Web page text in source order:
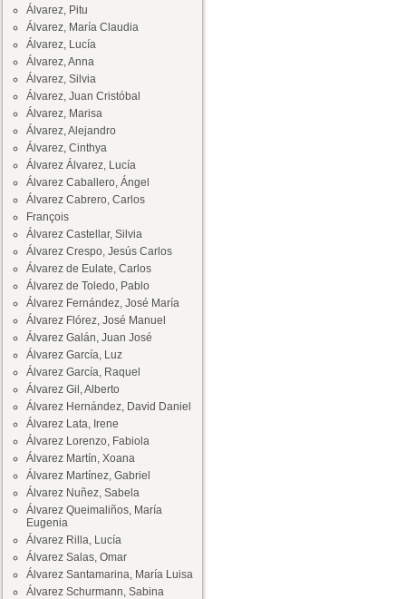
Álvarez, Pitu
Álvarez, María Claudia
Álvarez, Lucía
Álvarez, Anna
Álvarez, Silvia
Álvarez, Juan Cristóbal
Álvarez, Marisa
Álvarez, Alejandro
Álvarez, Cinthya
Álvarez Álvarez, Lucía
Álvarez Caballero, Ángel
Álvarez Cabrero, Carlos
François
Álvarez Castellar, Silvia
Álvarez Crespo, Jesús Carlos
Álvarez de Eulate, Carlos
Álvarez de Toledo, Pablo
Álvarez Fernández, José María
Álvarez Flórez, José Manuel
Álvarez Galán, Juan José
Álvarez García, Luz
Álvarez García, Raquel
Álvarez Gil, Alberto
Álvarez Hernández, David Daniel
Álvarez Lata, Irene
Álvarez Lorenzo, Fabiola
Álvarez Martín, Xoana
Álvarez Martínez, Gabriel
Álvarez Nuñez, Sabela
Álvarez Queimaliños, María
Eugenia
Álvarez Rilla, Lucía
Álvarez Salas, Omar
Álvarez Santamarina, María Luisa
Álvarez Schurmann, Sabina